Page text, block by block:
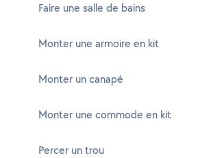
Faire une salle de bains
Monter une armoire en kit
Monter un canapé
Monter une commode en kit
Percer un trou